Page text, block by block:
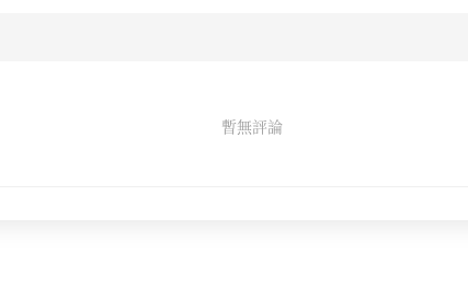
暫無評論